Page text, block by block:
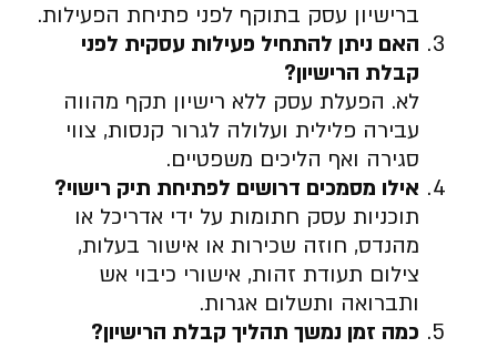
ברישיון עסק בתוקף לפני פתיחת הפעילות.
האם ניתן להתחיל פעילות עסקית לפני
קבלת הרישיון?
לא. הפעלת עסק ללא רישיון תקף מהווה
עבירה פלילית ועלולה לגרור קנסות, צווי
סגירה ואף הליכים משפטיים.
אילו מסמכים דרושים לפתיחת תיק רישוי?
תוכניות עסק חתומות על ידי אדריכל או
מהנדס, חוזה שכירות או אישור בעלות,
צילום תעודת זהות, אישורי כיבוי אש
ותברואה ותשלום אגרות.
כמה זמן נמשך תהליך קבלת הרישיון?